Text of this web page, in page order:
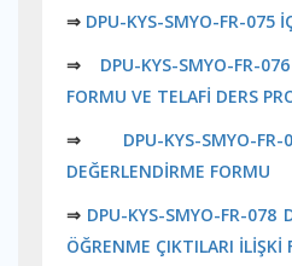
⇒ DPU-KYS-SMYO-FR-075
⇒ DPU-KYS-SMYO-FR-
FORMU VE TELAFİ DERS
⇒ DPU-KYS-
DEĞERLENDİRME FORMU
⇒ DPU-KYS-SMYO-FR-078
ÖĞRENME ÇIKTILARI İLİŞKİ